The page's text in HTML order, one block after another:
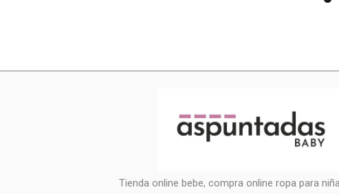
Tienda online bebe, compra online ropa para